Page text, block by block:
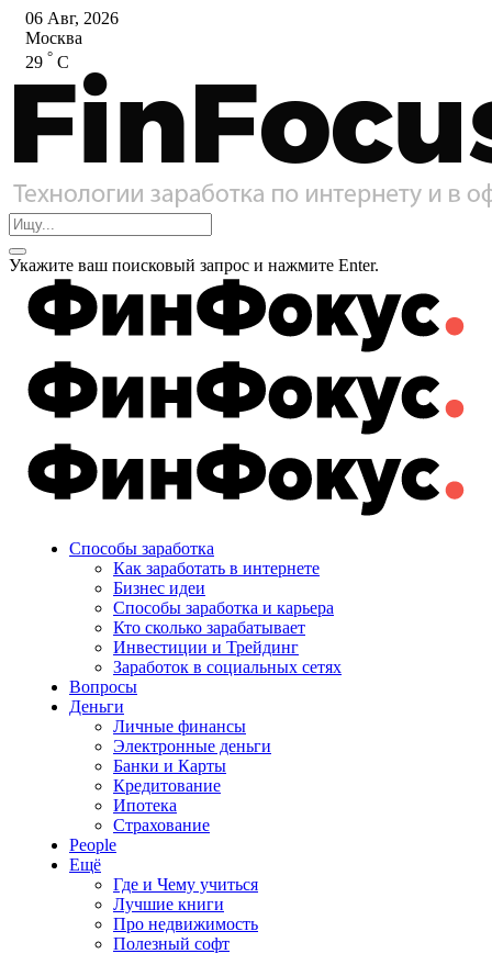
06 Авг, 2026
Москва
29 ° C
Укажите ваш поисковый запрос и нажмите Enter.
Способы заработка
Как заработать в интернете
Бизнес идеи
Способы заработка и карьера
Кто сколько зарабатывает
Инвестиции и Трейдинг
Заработок в социальных сетях
Вопросы
Деньги
Личные финансы
Электронные деньги
Банки и Карты
Кредитование
Ипотека
Страхование
People
Ещё
Где и Чему учиться
Лучшие книги
Про недвижимость
Полезный софт